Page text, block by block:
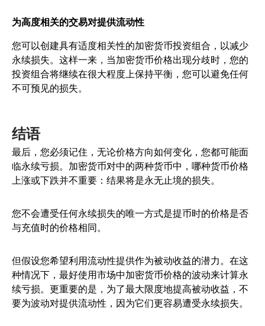
为高度相关的交易对提供流动性
您可以创建具有适度相关性的加密货币投资组合，以减少
永续损失。这样一来，当加密货币价格出现分歧时，您的
投资组合将继续在很大程度上保持平衡，您可以避免任何
不可预见的损失。
结语
最后，您必须记住，无论价格方向如何变化，您都可能面
临永续亏损。加密货币对中的两种货币中，哪种货币价格
上涨或下跌并不重要：结果将是永无止境的损失。
您不会遭受任何永续损失的唯一方式是提币时的价格是否
与充值时的价格相同。
但假设您希望利用流动性提供作为被动收益的潜力。在这
种情况下，最好使用市场中加密货币价格的波动来计算永
续亏损。更重要的是，为了最大限度地提高被动收益，不
要为波动对提供流动性，因为它们更容易遭受永续损失。